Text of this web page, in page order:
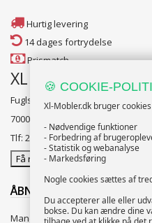
Hurtig levering
14 dages fortrydelse
Prismatch
XL Møbler
Fuglsang alle 2
7000 Fredericia
Tlf: 2131 1341
Få rutevejledning
ÅBNINGSTIDER:
Mandag til Fredag 10:00 til 18:00
🍪 COOKIE-
Xl-Mobler.dk bruger
- Nødvendige funktioner
- Forbedring af
- Statistik og webanalyse
- Markedsføring
Nogle cookies sættes af
Du accepterer alle eller
bokse. Du kan ændre dine